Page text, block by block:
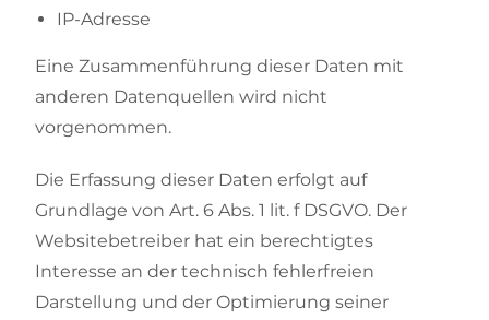
IP-Adresse
Eine Zusammenführung dieser Daten mit
anderen Datenquellen wird nicht
vorgenommen.
Die Erfassung dieser Daten erfolgt auf
Grundlage von Art. 6 Abs. 1 lit. f DSGVO. Der
Websitebetreiber hat ein berechtigtes
Interesse an der technisch fehlerfreien
Darstellung und der Optimierung seiner